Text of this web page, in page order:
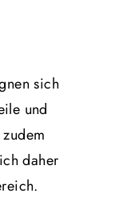
sich
und
daher